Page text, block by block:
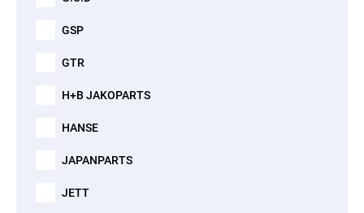
GSP
GTR
H+B JAKOPARTS
HANSE
JAPANPARTS
JETT